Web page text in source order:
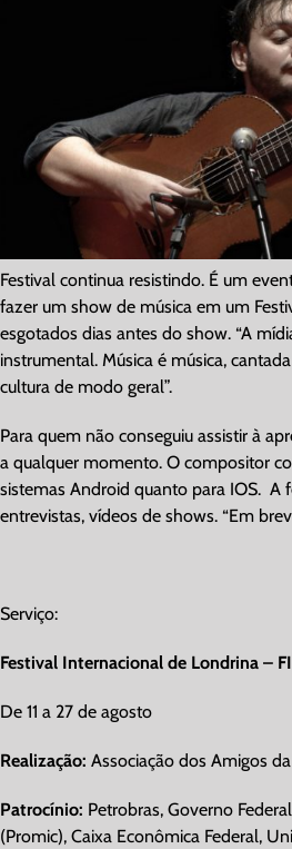
Festival continua resistindo. É um
fazer um show de música em um
esgotados dias antes do show. “A
instrumental. Música é música,
cultura de modo geral”.
Para quem não conseguiu assistir à
a qualquer momento. O compositor
sistemas Android quanto para IOS. A
entrevistas, vídeos de shows. “Em
Serviço:
Festival Internacional de Londrina –
De 11 a 27 de agosto
Realização: Associação dos Amigos
Patrocínio: Petrobras, Governo
(Promic), Caixa Econômica Federal,